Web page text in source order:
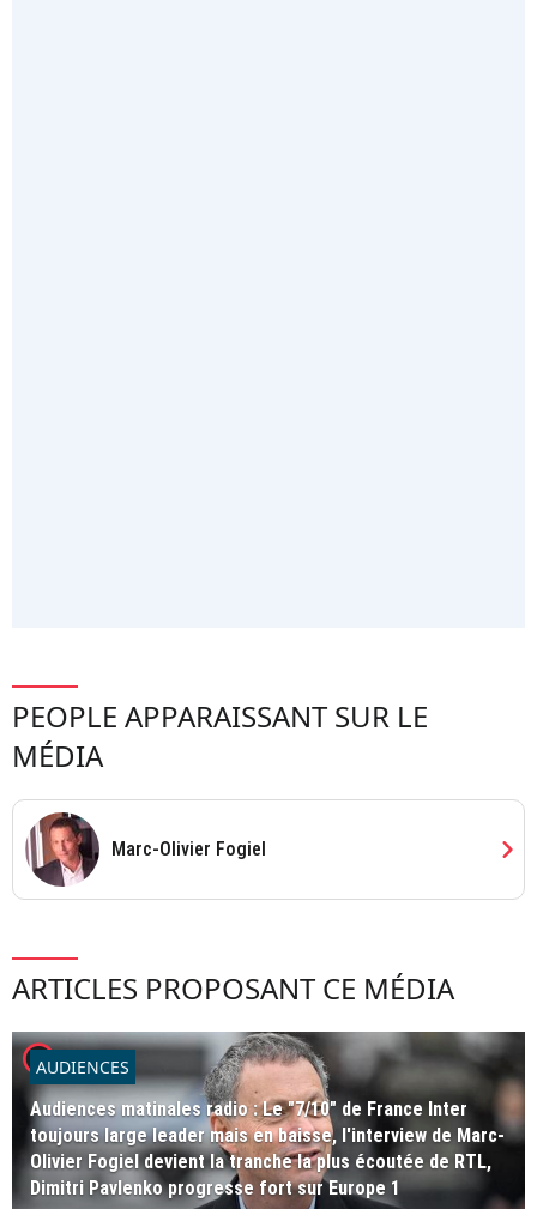
PEOPLE APPARAISSANT SUR LE
MÉDIA
Marc-Olivier Fogiel chevron_right
ARTICLES PROPOSANT CE MÉDIA
player2AUDIENCES
Audiences matinales radio : Le "7/10" de France Inter
toujours large leader mais en baisse, l'interview de Marc-
Olivier Fogiel devient la tranche la plus écoutée de RTL,
Dimitri Pavlenko progresse fort sur Europe 1